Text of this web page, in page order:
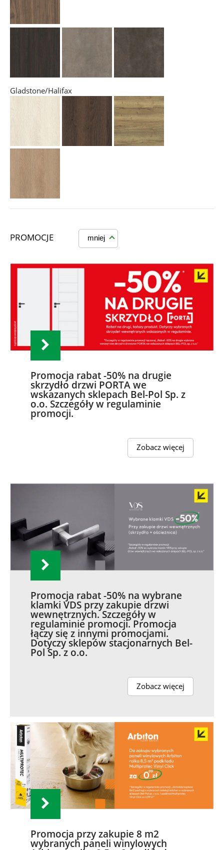
Gladstone/Halifax
PROMOCJE mniej
Promocja rabat -50% na drugie
skrzydło drzwi PORTA we
wskazanych sklepach Bel-Pol Sp. z
o.o. Szczegóły w regulaminie
promocji.
Zobacz więcej
Promocja rabat -50% na wybrane
klamki VDS przy zakupie drzwi
wewnętrznych. Szczegóły w
regulaminie promocji. Promocja
łączy się z innymi promocjami.
Dotyczy sklepów stacjonarnych Bel-
Pol Sp. z o.o.
Zobacz więcej
Promocja przy zakupie 8 m2
wybranych paneli winylowych